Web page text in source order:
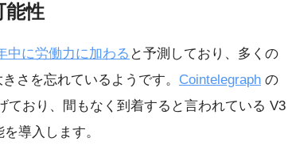
能性
中に労働力に加わる と予測しており、多くの
さを忘れているようです。 Cointelegraph の
ており、間もなく到着すると言われている V3
導入します。